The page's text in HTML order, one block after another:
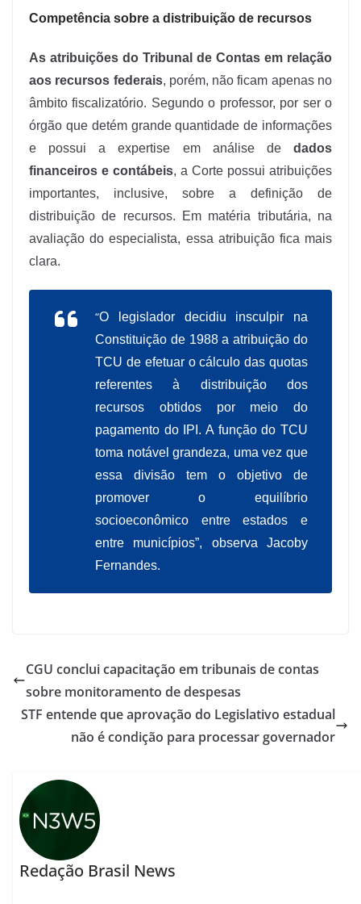
Competência sobre a distribuição de recursos
As atribuições do Tribunal de Contas em relação
aos recursos federais, porém, não ficam apenas no
âmbito fiscalizatório. Segundo o professor, por ser o
órgão que detém grande quantidade de informações
e possui a expertise em análise de dados
financeiros e contábeis, a Corte possui atribuições
importantes, inclusive, sobre a definição de
distribuição de recursos. Em matéria tributária, na
avaliação do especialista, essa atribuição fica mais
clara.
“O legislador decidiu insculpir na
Constituição de 1988 a atribuição do
TCU de efetuar o cálculo das quotas
referentes à distribuição dos
recursos obtidos por meio do
pagamento do IPI. A função do TCU
toma notável grandeza, uma vez que
essa divisão tem o objetivo de
promover o equilíbrio
socioeconômico entre estados e
entre municípios”, observa Jacoby
Fernandes.
CGU conclui capacitação em tribunais de contas
sobre monitoramento de despesas
STF entende que aprovação do Legislativo estadual
não é condição para processar governador
Redação Brasil News